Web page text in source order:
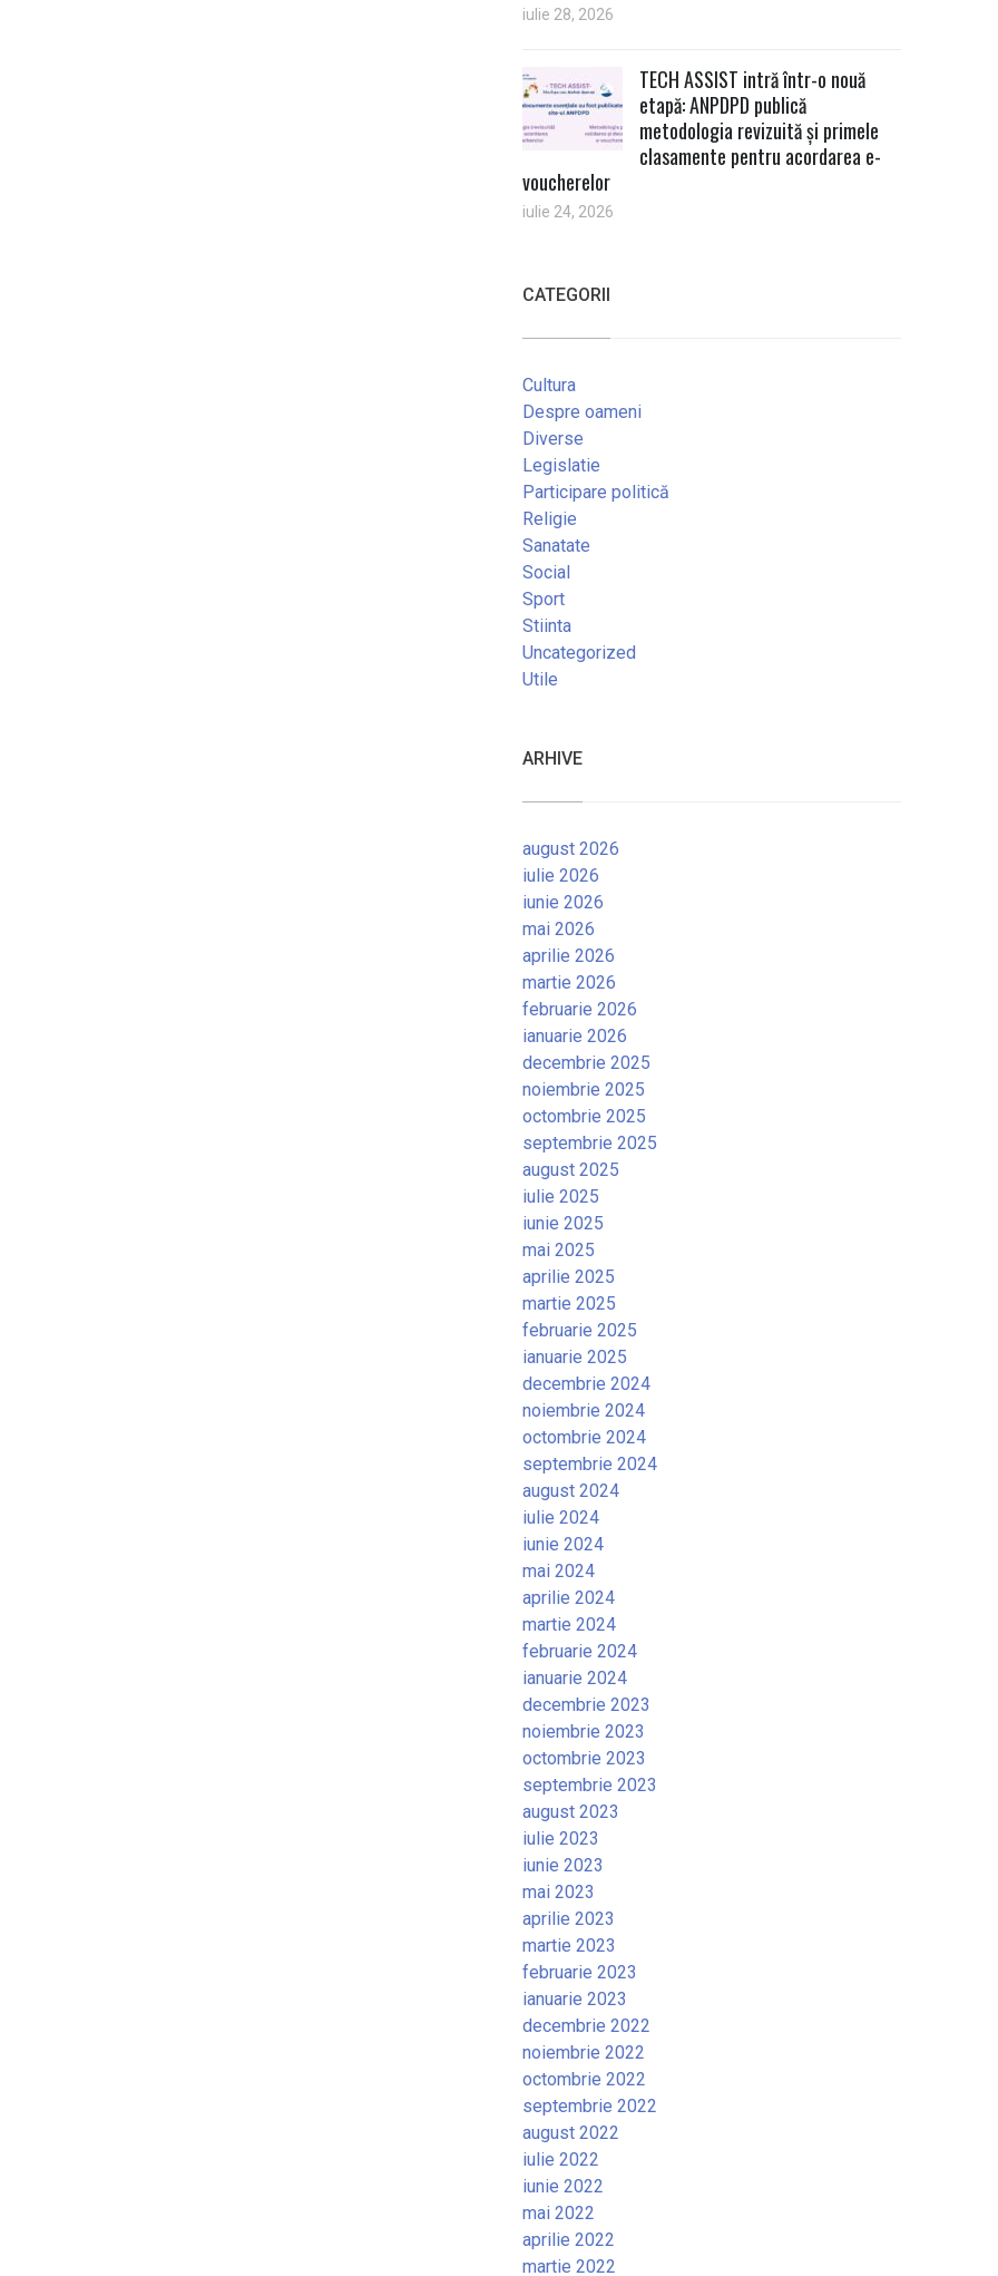
iulie 28, 2026
TECH ASSIST intră într-o nouă
etapă: ANPDPD publică
metodologia revizuită și primele
clasamente pentru acordarea e-
voucherelor
iulie 24, 2026
CATEGORII
Cultura
Despre oameni
Diverse
Legislatie
Participare politică
Religie
Sanatate
Social
Sport
Stiinta
Uncategorized
Utile
ARHIVE
august 2026
iulie 2026
iunie 2026
mai 2026
aprilie 2026
martie 2026
februarie 2026
ianuarie 2026
decembrie 2025
noiembrie 2025
octombrie 2025
septembrie 2025
august 2025
iulie 2025
iunie 2025
mai 2025
aprilie 2025
martie 2025
februarie 2025
ianuarie 2025
decembrie 2024
noiembrie 2024
octombrie 2024
septembrie 2024
august 2024
iulie 2024
iunie 2024
mai 2024
aprilie 2024
martie 2024
februarie 2024
ianuarie 2024
decembrie 2023
noiembrie 2023
octombrie 2023
septembrie 2023
august 2023
iulie 2023
iunie 2023
mai 2023
aprilie 2023
martie 2023
februarie 2023
ianuarie 2023
decembrie 2022
noiembrie 2022
octombrie 2022
septembrie 2022
august 2022
iulie 2022
iunie 2022
mai 2022
aprilie 2022
martie 2022